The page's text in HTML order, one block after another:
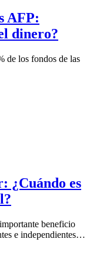
AFP:
dinero?
de los fondos de las
¿Cuándo es
beneficio
e independientes…